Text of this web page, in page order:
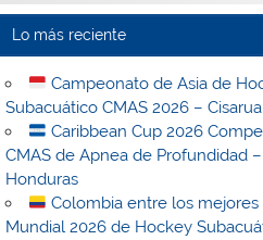
Lo más reciente
Campeonato de Asia de
Subacuático CMAS 2026 –
Caribbean Cup 2026
CMAS de Apnea de Profundidad
Honduras
Colombia entre los mejores
Mundial 2026 de Hockey